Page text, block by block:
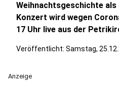
Weihnachtsgeschichte als
Konzert wird wegen
17 Uhr live aus der
Veröffentlicht: Samstag,
Anzeige